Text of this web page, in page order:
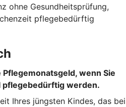
ohne Gesundheitsprüfung,
pflegebedürftig
wenn Sie
werden.
Ihres jüngsten Kindes, das bei